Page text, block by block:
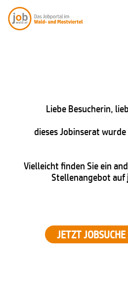
Liebe Besucherin,
dieses Jobinserat
Vielleicht finden Sie ein
Stellenangebot auf
JETZT